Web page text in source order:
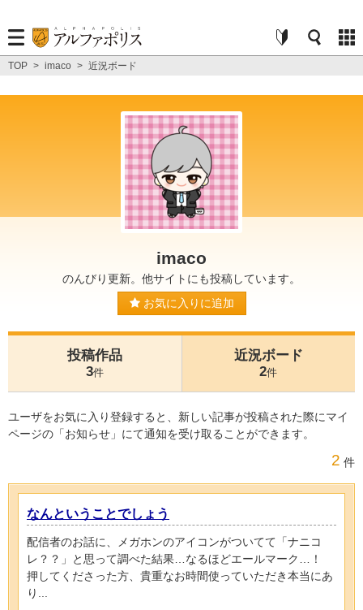
TOP > imaco > 近況ボード
imaco
のんびり更新。他サイトにも投稿しています。
お気に入りに追加
投稿作品
3件
近況ボード
2件
ユーザをお気に入り登録すると、新しい記事が投稿された際にマイ
ページの「お知らせ」にて通知を受け取ることができます。
2 件
なんということでしょう
配信者のお話に、メガホンのアイコンがついてて「ナニコ
レ？？」と思って調べた結果…なるほどエールマーク…！
押してくださった方、貴重なお時間使っていただき本当にあ
り...